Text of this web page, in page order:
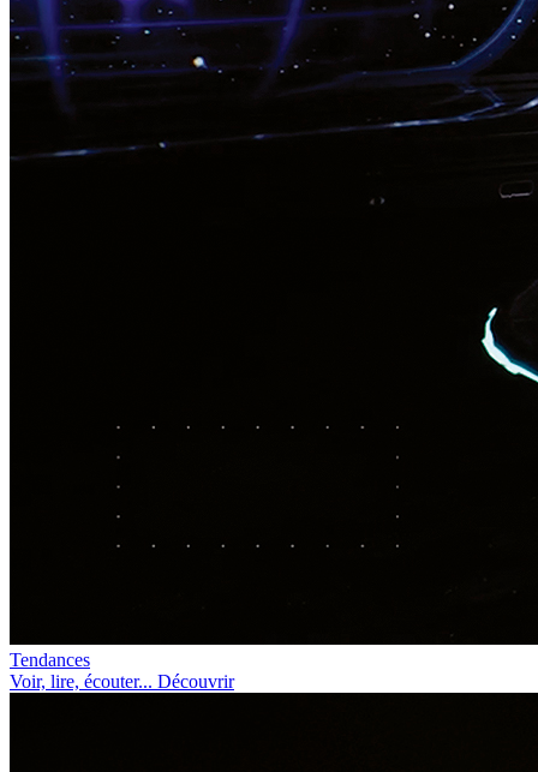
Tendances
Voir, lire, écouter... Découvrir